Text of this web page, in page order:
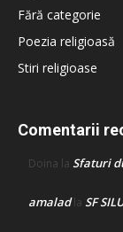
Fără categorie
Poezia religioasă
Stiri religioase
Comentarii
Doina la Sfaturi
amaladla SF